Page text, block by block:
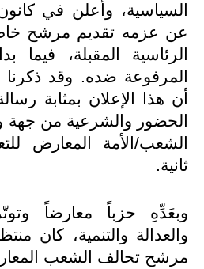
السياسية، وأعلن في كانون
عن عزمه تقديم مرشح
الرئاسية المقبلة، فيما
المرفوعة ضده. وقد
أن هذا الإعلان بمثابة
الحضور والشرعية من
الشعب/الأمة المعارض
ثانية.
وبعَدِّهِ حزباً معارضاً
والعدالة والتنمية، كان
مرشح تحالف الشعب